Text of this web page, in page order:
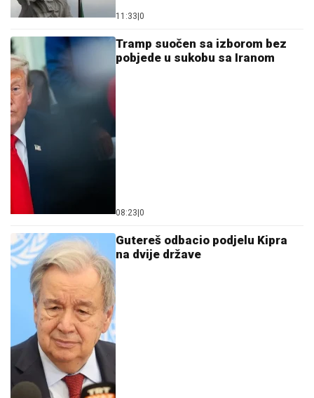
11:33 0
Tramp suočen sa izborom bez
pobjede u sukobu sa Iranom
08:23 0
Gutereš odbacio podjelu Kipra
na dvije države